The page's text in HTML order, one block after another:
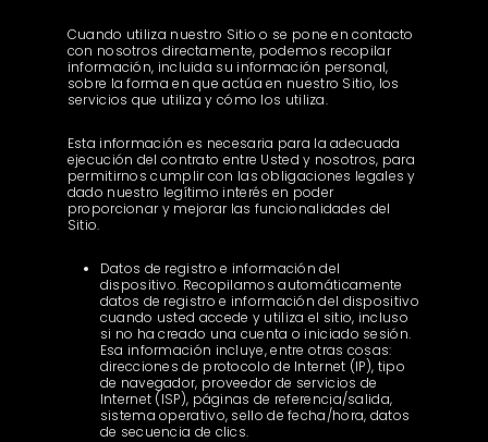
Cuando utiliza nuestro Sitio o se pone en contacto
con nosotros directamente, podemos recopilar
información, incluida su información personal,
sobre la forma en que actúa en nuestro Sitio, los
servicios que utiliza y cómo los utiliza.
Esta información es necesaria para la adecuada
ejecución del contrato entre Usted y nosotros, para
permitirnos cumplir con las obligaciones legales y
dado nuestro legítimo interés en poder
proporcionar y mejorar las funcionalidades del
Sitio.
Datos de registro e información del
dispositivo. Recopilamos automáticamente
datos de registro e información del dispositivo
cuando usted accede y utiliza el sitio, incluso
si no ha creado una cuenta o iniciado sesión.
Esa información incluye, entre otras cosas:
direcciones de protocolo de Internet (IP), tipo
de navegador, proveedor de servicios de
Internet (ISP), páginas de referencia/salida,
sistema operativo, sello de fecha/hora, datos
de secuencia de clics.